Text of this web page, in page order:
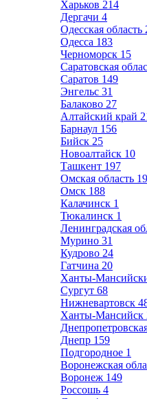
Харьков 214
Дергачи 4
Одесская область
Одесса 183
Черноморск 15
Саратовская
Саратов 149
Энгельс 31
Балаково 27
Алтайский край
Барнаул 156
Бийск 25
Новоалтайск 10
Ташкент 197
Омская область
Омск 188
Калачинск 1
Тюкалинск 1
Ленинградская
Мурино 31
Кудрово 24
Гатчина 20
Ханты-
Сургут 68
Нижневартовск
Ханты-Мансийск
Днепр 159
Подгородное 1
Воронежская
Воронеж 149
Россошь 4